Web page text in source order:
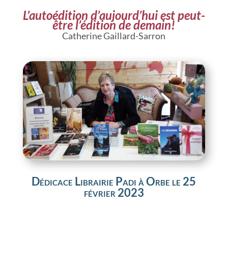
L’autoédition d’aujourd’hui est peut-
être l’édition de demain!
Catherine Gaillard-Sarron
Dédicace Librairie Padi à Orbe le 25
février 2023